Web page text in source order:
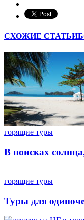
СХОЖИЕ СТАТЬИ
горящие туры
В поисках
горящие туры
Туры для